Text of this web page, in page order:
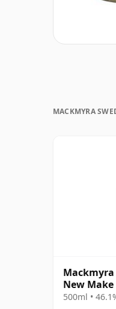
MACKMYRA
New
500ml •